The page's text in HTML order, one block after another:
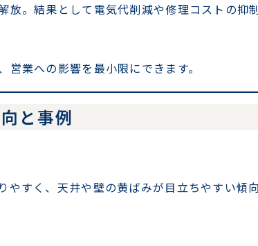
。結果として電気代削減や修理コストの抑制
業への影響を最小限にできます。
と事例
やすく、天井や壁の黄ばみが目立ちやすい傾